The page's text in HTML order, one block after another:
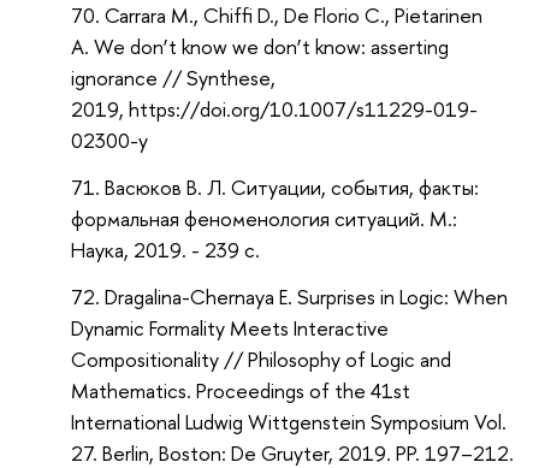
Carrara M., Chiffi D., De Florio C., Pietarinen
A. We don’t know we don’t know: asserting
ignorance // Synthese,
2019, https://doi.org/10.1007/s11229-019-
02300-y
Васюков В. Л. Ситуации, события, факты:
формальная феноменология ситуаций. М.:
Наука, 2019. - 239 с.
Dragalina-Chernaya E. Surprises in Logic: When
Dynamic Formality Meets Interactive
Compositionality // Philosophy of Logic and
Mathematics. Proceedings of the 41st
International Ludwig Wittgenstein Symposium Vol.
27. Berlin, Boston: De Gruyter, 2019. PP. 197–212.